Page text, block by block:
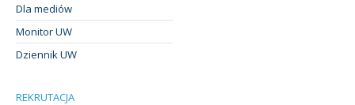
Dla mediów
Monitor UW
Dziennik UW
REKRUTACJA